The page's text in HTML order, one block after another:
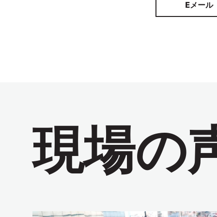
Eメール
現場の